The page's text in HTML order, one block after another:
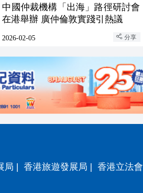
中國仲裁機構「出海」路徑研討會
在港舉辦 廣仲倫敦實踐引熱議
2026-02-05 分享
局 | 香港旅遊發展局 | 香港立法會